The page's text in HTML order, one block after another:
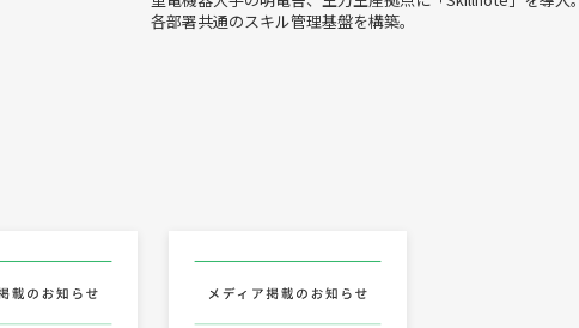
各部署共通のスキル管理基盤を構築。